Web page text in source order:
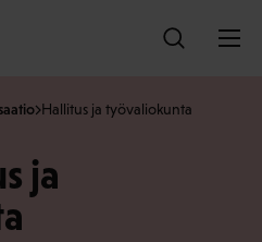
Hallitus ja työvaliokunta
ja